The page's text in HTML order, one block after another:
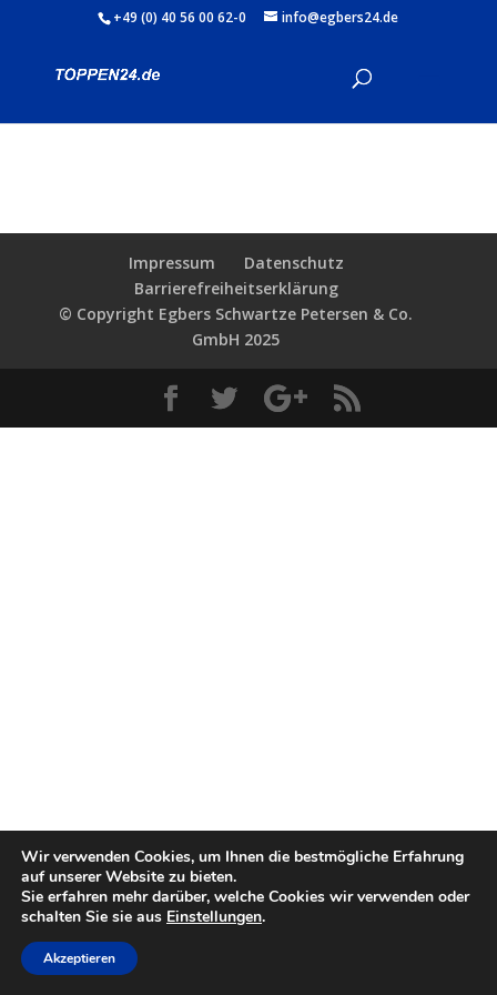
+49 (0) 40 56 00 62-0 info@egbers24.de
Impressum
Datenschutz
Barrierefreiheitserklärung
© Copyright Egbers Schwartze Petersen & Co.
GmbH 2025
Wir verwenden Cookies, um Ihnen die bestmögliche Erfahrung
auf unserer Website zu bieten.
Sie erfahren mehr darüber, welche Cookies wir verwenden oder
schalten Sie sie aus Einstellungen.
Akzeptieren